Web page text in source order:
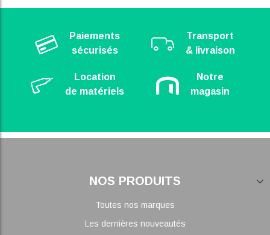
Paiements
sécurisés
Transport
& livraison
Location
de matériels
Notre
magasin
NOS PRODUITS
Toutes nos marques
Les dernières nouveautés